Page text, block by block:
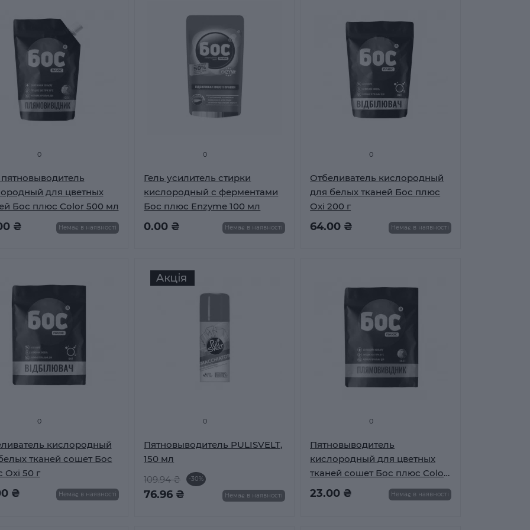
0
пятновыводитель
для цветных
Бос плюс Color 500 мл
₴ Немає в наявності
0
Гель усилитель стирки
кислородный с ферментами
Бос плюс Enzyme 100 мл
0.00 ₴ Немає в наявності
0
Отбеливатель кислородный
для белых тканей Бос плюс
Oxi 200 г
64.00 ₴ Немає в наявності
0
кислородный
тканей сошет Бос
Oxi 50 г
₴ Немає в наявності
0
Пятновыводитель PULISVELT,
150 мл
109.94 ₴
-30%
76.96 ₴ Немає в наявності
0
Пятновыводитель
кислородный для цветных
тканей сошет Бос плюс Color
50 г
23.00 ₴ Немає в наявності